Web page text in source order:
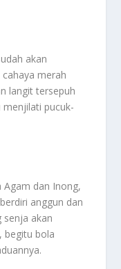
akan
merah
langit tersepuh
menjilati pucuk-
Agam dan Inong,
anggun dan
senja akan
begitu bola